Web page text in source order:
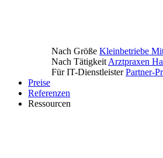
Nach Größe Kleinbetriebe
Nach Tätigkeit Arztpraxen
Für IT-DienstleisterPartner-
Preise
Referenzen
Ressourcen